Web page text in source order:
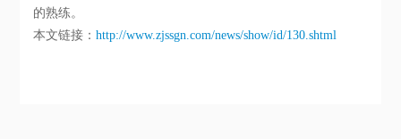
的熟练。
本文链接：http://www.zjssgn.com/news/show/id/130.shtml